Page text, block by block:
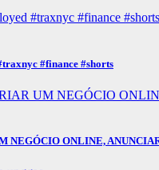
#finance #shorts
NEGÓCIO ONLINE,